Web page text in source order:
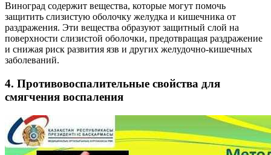
Виноград содержит вещества, которые могут помочь
защитить слизистую оболочку желудка и кишечника от
раздражения. Эти вещества образуют защитный слой на
поверхности слизистой оболочки, предотвращая раздражение
и снижая риск развития язв и других желудочно-кишечных
заболеваний.
4. Противовоспалительные свойства для
смягчения воспаления